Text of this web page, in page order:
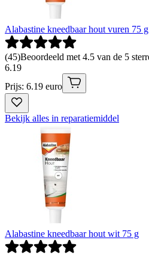
Alabastine kneedbaar hout vuren 75 g
(45)Beoordeeld met 4.5 van de 5
6.19
Prijs: 6.19 euro
Bekijk alles in reparatiemiddel
Alabastine kneedbaar hout wit 75 g